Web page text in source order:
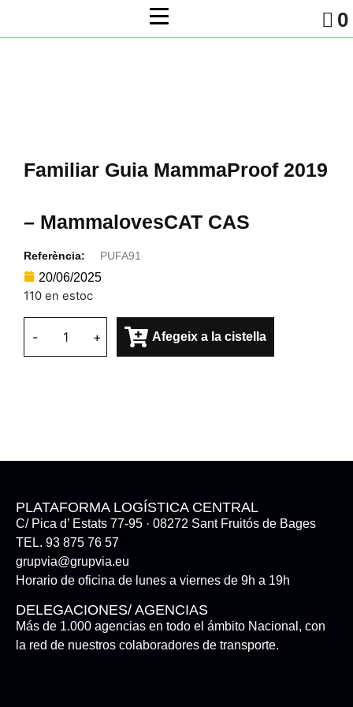
0
Familiar Guia MammaProof 2019
– MammalovesCAT CAS
Referència: PUFA91
20/06/2025
110 en estoc
- + Afegeix a la cistella
PLATAFORMA LOGÍSTICA CENTRAL
C/ Pica d’ Estats 77-95 · 08272 Sant Fruitós de Bages
TEL. 93 875 76 57
grupvia@grupvia.eu
Horario de oficina de lunes a viernes de 9h a 19h
DELEGACIONES/ AGENCIAS
Más de 1.000 agencias en todo el ámbito Nacional, con
la red de nuestros colaboradores de transporte.